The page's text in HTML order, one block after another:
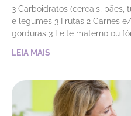
3 Carboidratos (cereais, pães,
e legumes 3 Frutas 2 Carnes
gorduras 3 Leite materno ou
LEIA MAIS